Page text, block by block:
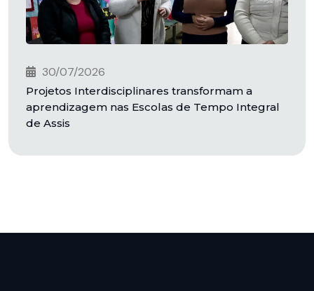
30/07/2026
Projetos Interdisciplinares transformam a
aprendizagem nas Escolas de Tempo Integral
de Assis